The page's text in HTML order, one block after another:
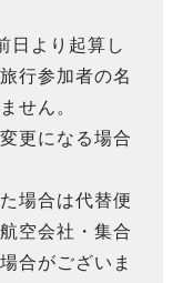
日より起算し
行参加者の名
せん。
更になる場合
場合は代替便
空会社・集合
合がございま